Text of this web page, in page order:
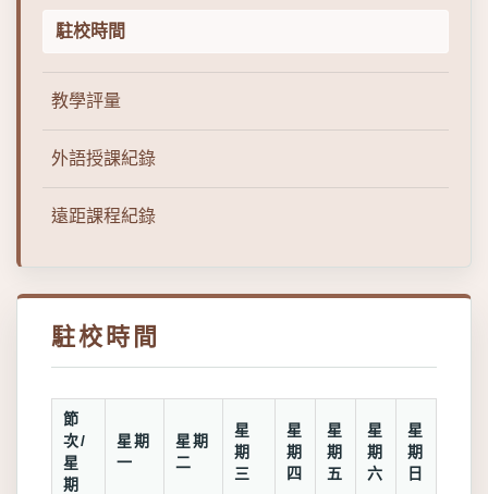
駐校時間
教學評量
外語授課紀錄
遠距課程紀錄
駐校時間
節
次/
星
期
星期
一
星期
二
星
期
三
星
期
四
星
期
五
星
期
六
星
期
日